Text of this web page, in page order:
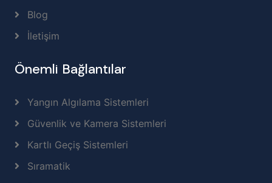
Blog
İletişim
Önemli Bağlantılar
Yangın Algılama Sistemleri
Güvenlik ve Kamera Sistemleri
Kartlı Geçiş Sistemleri
Sıramatik